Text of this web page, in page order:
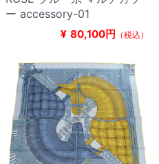
ー accessory-01
¥ 80,100円 （税込）